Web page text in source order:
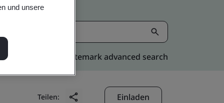
Kitemark advanced search
Teilen: Einladen
und unsere